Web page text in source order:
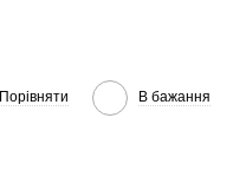
Порівняти В бажання